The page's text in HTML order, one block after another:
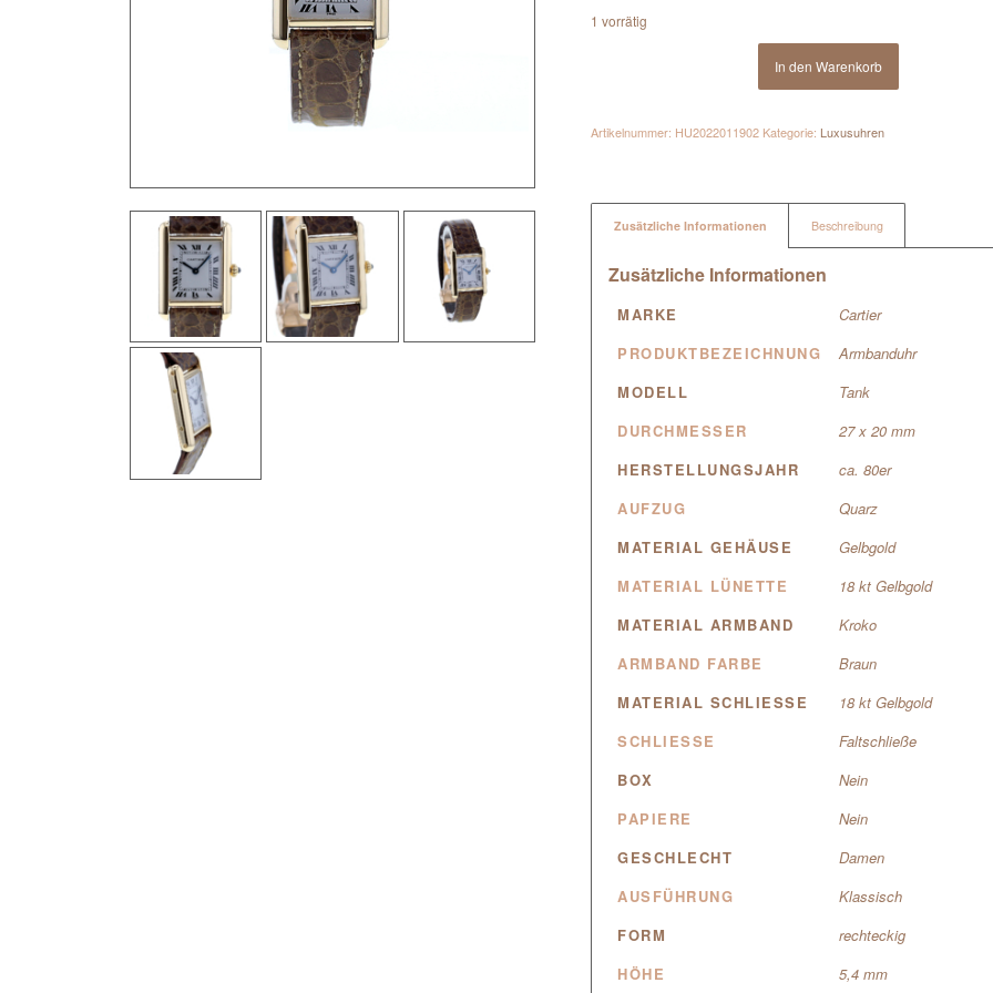
1 vorrätig
In den Warenkorb
Artikelnummer: HU2022011902 Kategorie: Luxusuhren
Zusätzliche Informationen Beschreibung
Zusätzliche Informationen
MARKE
Cartier
PRODUKTBEZEICHNUNG
Armbanduhr
MODELL
Tank
DURCHMESSER
27 x 20 mm
HERSTELLUNGSJAHR
ca. 80er
AUFZUG
Quarz
MATERIAL GEHÄUSE
Gelbgold
MATERIAL LÜNETTE
18 kt Gelbgold
MATERIAL ARMBAND
Kroko
ARMBAND FARBE
Braun
MATERIAL SCHLIESSE
18 kt Gelbgold
SCHLIESSE
Faltschließe
BOX
Nein
PAPIERE
Nein
GESCHLECHT
Damen
AUSFÜHRUNG
Klassisch
FORM
rechteckig
HÖHE
5,4 mm